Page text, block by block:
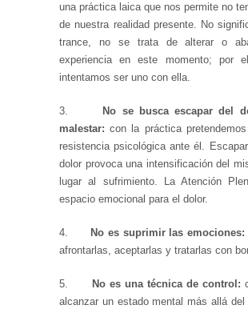
una práctica laica que nos permite no
de nuestra realidad presente. No
trance, no se trata de alterar o
experiencia en este momento; por
intentamos ser uno con ella.
3.
No se busca escapar del
malestar: con la práctica
resistencia psicológica ante él.
dolor provoca una intensificación del
lugar al sufrimiento. La Atención
espacio emocional para el dolor.
4. No es suprimir las emociones:
afrontarlas, aceptarlas y tratarlas con
5. No es una técnica de control:
alcanzar un estado mental más allá del